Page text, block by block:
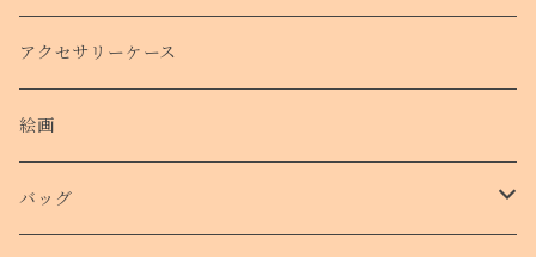
クリスマスコフレ
アクセサリーケース
絵画
バッグ